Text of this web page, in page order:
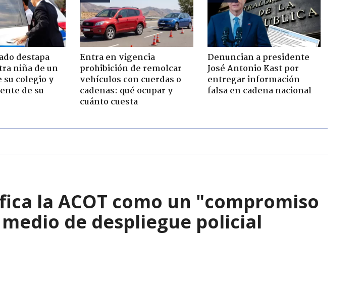
destapa
niña de un
colegio y
de su
Entra en vigencia
prohibición de remolcar
vehículos con cuerdas o
cadenas: qué ocupar y
cuánto cuesta
Denuncian a presidente
José Antonio Kast por
entregar información
falsa en cadena nacional
la ACOT como un "compromiso
de despliegue policial